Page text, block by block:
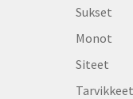
Sukset
Monot
Siteet
Tarvikkeet